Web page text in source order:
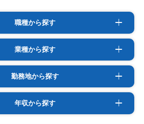
職種から探す
業種から探す
勤務地から探す
年収から探す